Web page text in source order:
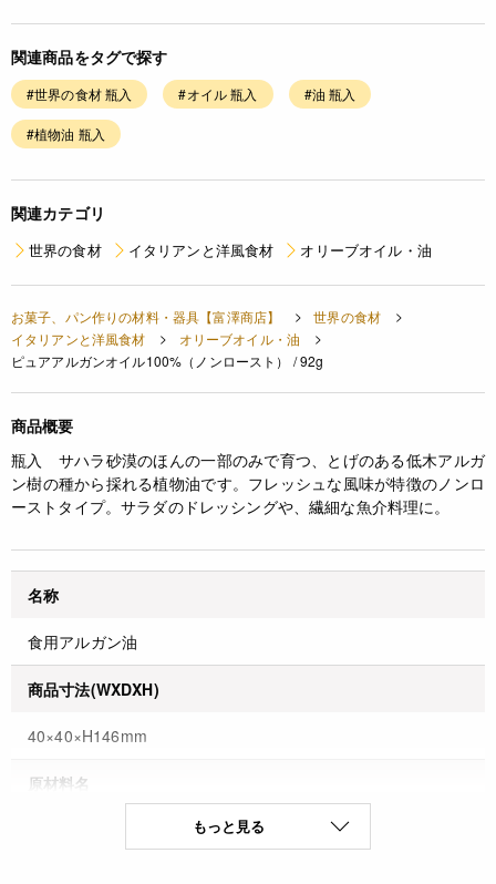
関連商品をタグで探す
#世界の食材 瓶入 #オイル 瓶入 #油 瓶入
#植物油 瓶入
関連カテゴリ
世界の食材 イタリアンと洋風食材 オリーブオイル・油
お菓子、パン作りの材料・器具【富澤商店】
世界の食材
イタリアンと洋風食材
オリーブオイル・油
ピュアアルガンオイル100%（ノンロースト） / 92g
商品概要
瓶入
サハラ砂漠のほんの一部のみで育つ、とげのある低木アルガ
ン樹の種から採れる植物油です。フレッシュな風味が特徴のノンロ
ーストタイプ。サラダのドレッシングや、繊細な魚介料理に。
名称
食用アルガン油
商品寸法(WXDXH)
40×40×H146mm
原材料名
もっと見る